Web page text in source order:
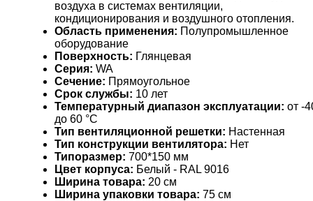
воздуха в системах вентиляции,
кондиционирования и воздушного отопления.
Область применения: Полупромышленное
оборудование
Поверхность: Глянцевая
Серия: WA
Сечение: Прямоугольное
Срок службы: 10 лет
Температурный диапазон эксплуатации: от -
до 60 °С
Тип вентиляционной решетки: Настенная
Тип конструкции вентилятора: Нет
Типоразмер: 700*150 мм
Цвет корпуса: Белый - RAL 9016
Ширина товара: 20 см
Ширина упаковки товара: 75 см